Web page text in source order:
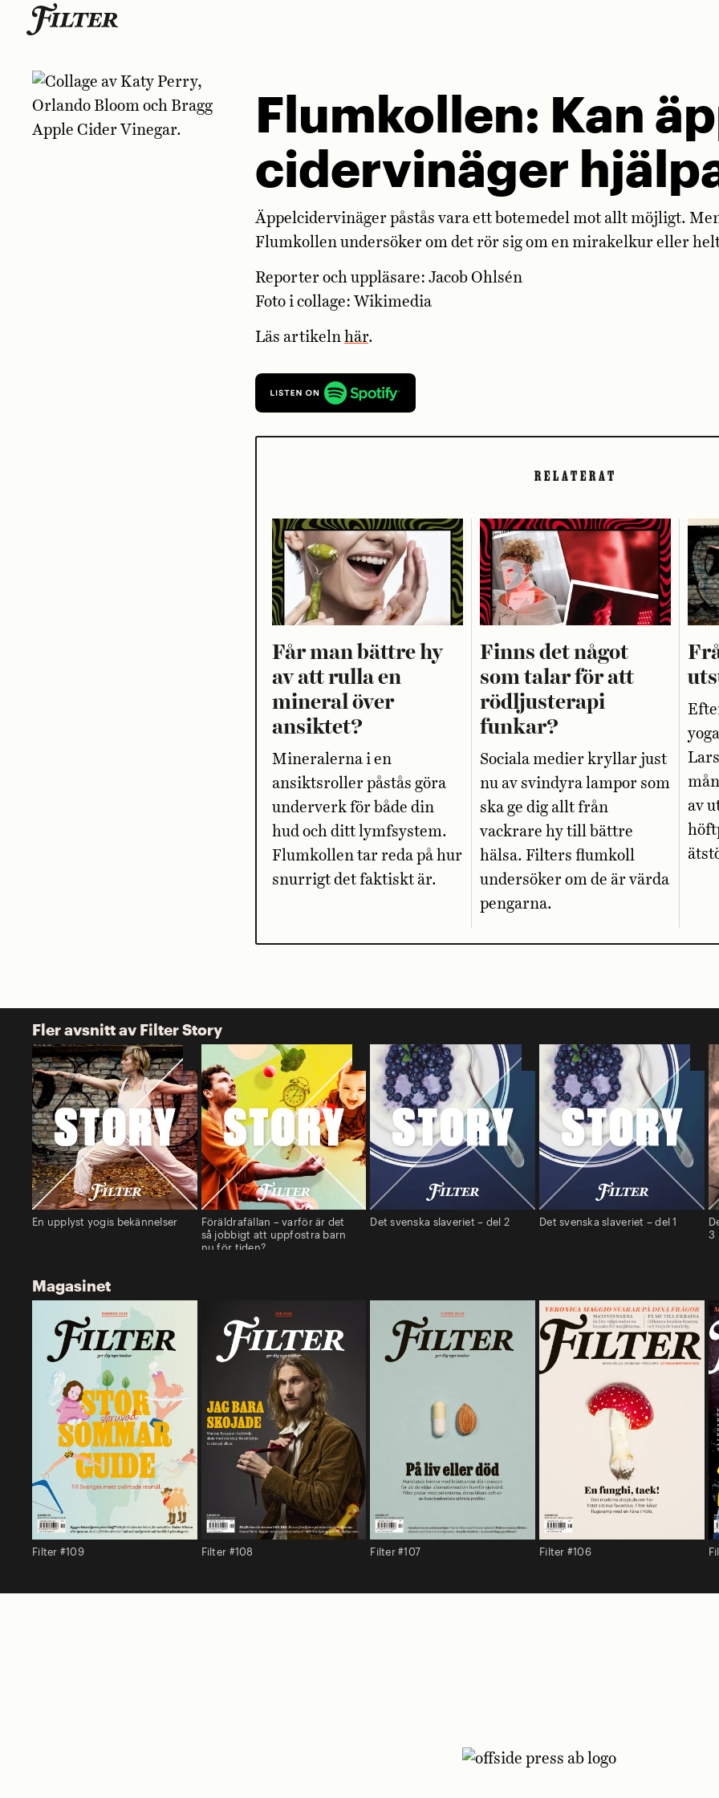
Flumkollen: Kan
cidervinäger
Äppelcidervinäger påstås vara ett botemedel mot allt möjligt.
Flumkollen undersöker om det rör sig om en mirakelkur eller
Reporter och uppläsare: Jacob Ohlsén
Foto i collage: Wikimedia
Läs artikelnhär.
RELATERAT
Får man bättre hy
av att rulla en
mineral över
ansiktet?
Mineralerna i en
ansiktsroller påstås göra
underverk för både din
hud och ditt lymfsystem.
Flumkollen tar reda på hur
snurrigt det faktiskt är.
Finns det något
som talar för att
rödljusterapi
funkar?
Sociala medier kryllar just
nu av svindyra lampor som
ska ge dig allt från
vackrare hy till bättre
hälsa. Filters flumkoll
undersöker om de är värda
pengarna.
av
Fler avsnitt av Filter Story
En upplyst yogis bekännelser
Föräldrafällan – varför är det
så jobbigt att uppfostra barn
nu för tiden?
Det svenska slaveriet – del 2 Det svenska slaveriet – del 1
3
Magasinet
Filter #109 Filter #108 Filter #107 Filter #106